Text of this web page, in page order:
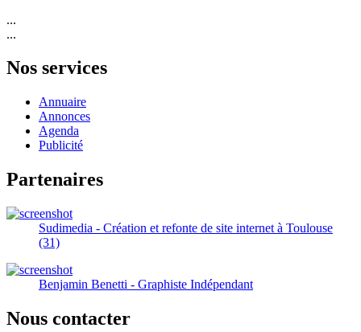
...
...
Nos services
Annuaire
Annonces
Agenda
Publicité
Partenaires
Sudimedia - Création et refonte de site internet à Toulouse
(31)
Benjamin Benetti - Graphiste Indépendant
Nous contacter